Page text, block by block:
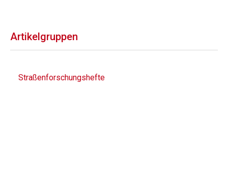
Artikelgruppen
Straßenforschungshefte